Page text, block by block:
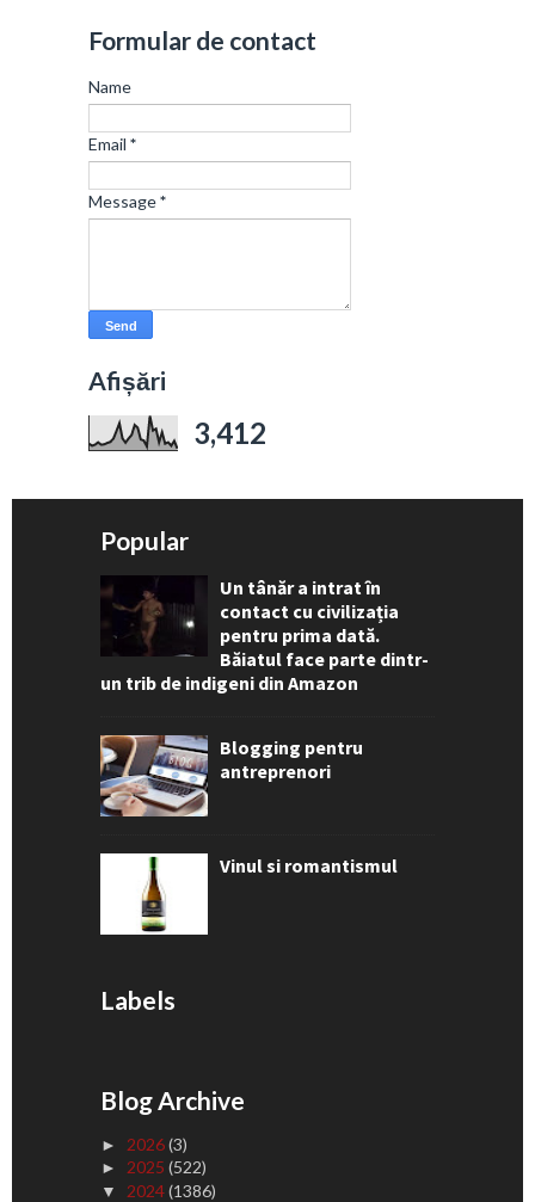
Formular de contact
Name
Email *
Message*
Afișări
3,412
Popular
Un tânăr a intrat în
contact cu civilizația
pentru prima dată.
Băiatul face parte dintr-
un trib de indigeni din Amazon
Blogging pentru
antreprenori
Vinul si romantismul
Labels
Blog Archive
► 2026(3)
► 2025 (522)
▼ 2024(1386)